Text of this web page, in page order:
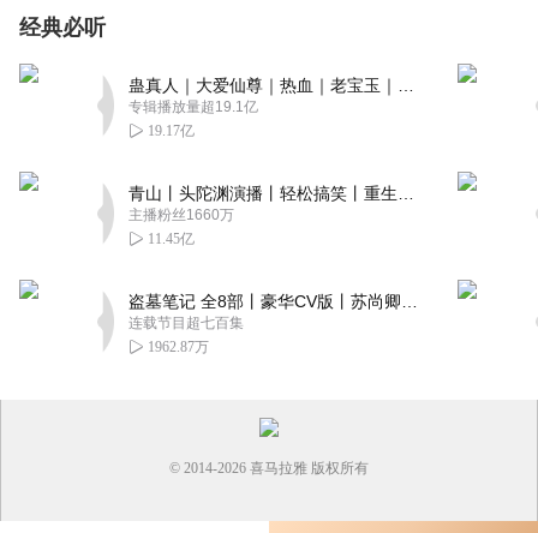
经典必听
专辑播放量超19.1亿
19.17亿
主播粉丝1660万
11.45亿
连载节目超七百集
1962.87万
© 2014-2026 喜马拉雅 版权所有